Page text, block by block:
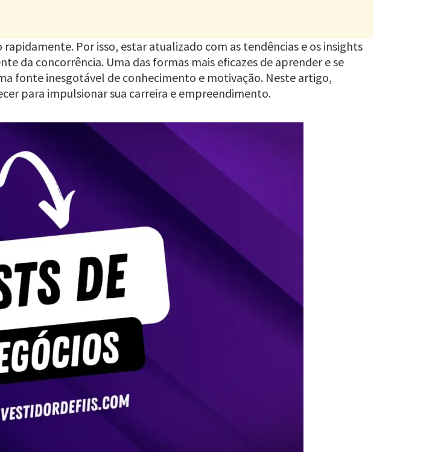
Por isso, estar atualizado com as tendências e os insights
da concorrência. Uma das formas mais eficazes de aprender e se
fonte inesgotável de conhecimento e motivação. Neste artigo,
para impulsionar sua carreira e empreendimento.